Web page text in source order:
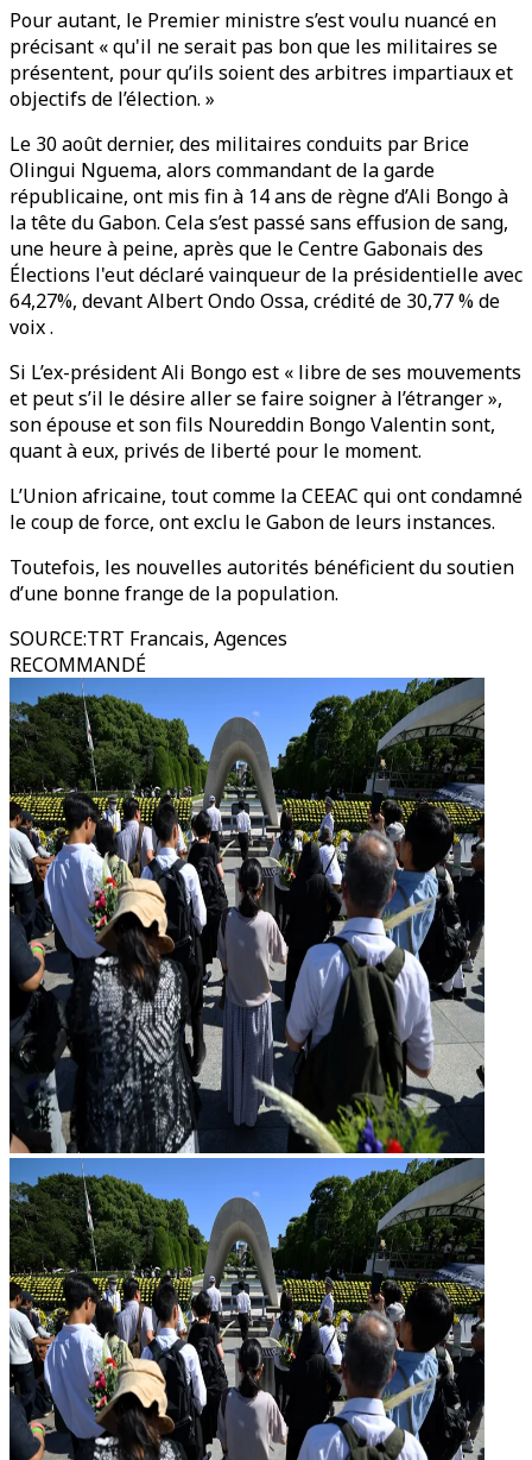
Pour autant, le Premier ministre s’est voulu nuancé en
précisant « qu'il ne serait pas bon que les militaires se
présentent, pour qu’ils soient des arbitres impartiaux et
objectifs de l’élection. »
Le 30 août dernier, des militaires conduits par Brice
Olingui Nguema, alors commandant de la garde
républicaine, ont mis fin à 14 ans de règne d’Ali Bongo à
la tête du Gabon. Cela s’est passé sans effusion de sang,
une heure à peine, après que le Centre Gabonais des
Élections l'eut déclaré vainqueur de la présidentielle avec
64,27%, devant Albert Ondo Ossa, crédité de 30,77 % de
voix .
Si L’ex-président Ali Bongo est « libre de ses mouvements
et peut s’il le désire aller se faire soigner à l’étranger »,
son épouse et son fils Noureddin Bongo Valentin sont,
quant à eux, privés de liberté pour le moment.
L’Union africaine, tout comme la CEEAC qui ont condamné
le coup de force, ont exclu le Gabon de leurs instances.
Toutefois, les nouvelles autorités bénéficient du soutien
d’une bonne frange de la population.
SOURCE:TRT Francais, Agences
RECOMMANDÉ